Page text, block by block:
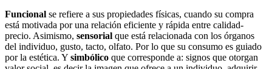
Funcional se refiere a sus propiedades físicas, cuando su compra
está motivada por una relación eficiente y rápida entre calidad-
precio. Asimismo, sensorial que está relacionada con los órganos
del individuo, gusto, tacto, olfato. Por lo que su consumo es guiado
por la estética. Y simbólico que corresponde a: signos que otorgan